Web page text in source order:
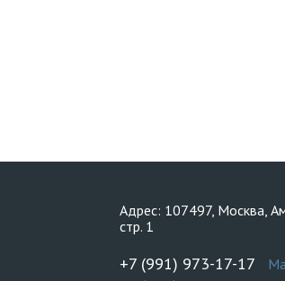
Адрес: 107497, Москва,
стр. 1
+7 (991) 973-17-17